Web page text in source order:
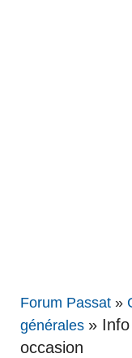
Forum Passat »
générales »
occasion